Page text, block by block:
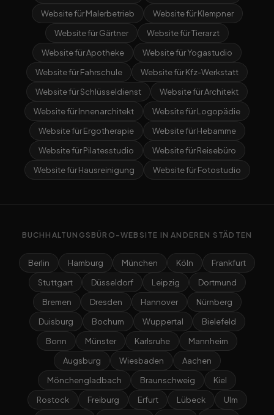
Website für Malerbetrieb
Website für Klempner
Website für Gärtner
Website für Tierarzt
Website für Apotheke
Website für Yogastudio
Website für Fahrschule
Website für Kfz-Werkstatt
Website für Schlüsseldienst
Website für Architekt
Website für Innenarchitekt
Website für Logopädie
Website für Ergotherapie
Website für Hebamme
Website für Pilatesstudio
Website für Reisebüro
Website für Hausreinigung
Website für Fotostudio
BUCHHALTUNGSBÜRO-WEBSITE IN ANDEREN STÄDTEN
Berlin Hamburg München Köln
Frankfurt
Stuttgart
Düsseldorf Leipzig
Dortmund
Bremen
Dresden Hannover
Nürnberg
Duisburg
Bochum Wuppertal
Bielefeld
Bonn
Münster Karlsruhe
Mannheim
Augsburg
Wiesbaden
Aachen
Mönchengladbach
Braunschweig
Kiel
Rostock
Freiburg Erfurt Lübeck
Ulm